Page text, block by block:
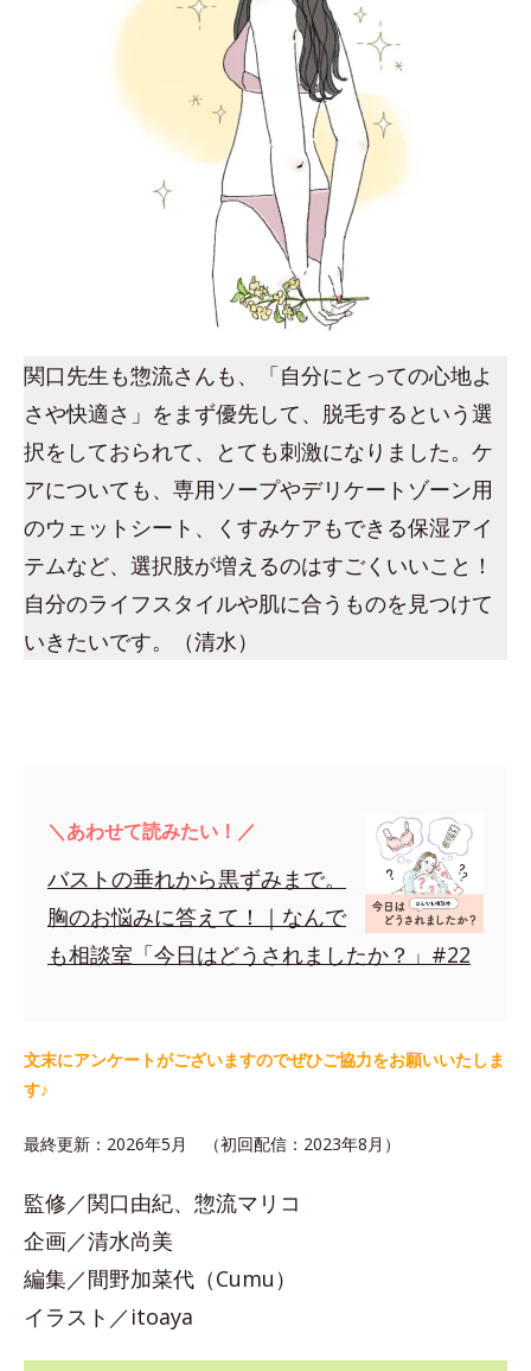
関口先生も惣流さんも、「自分にとっての心地よ
さや快適さ」をまず優先して、脱毛するという選
択をしておられて、とても刺激になりました。ケ
アについても、専用ソープやデリケートゾーン用
のウェットシート、くすみケアもできる保湿アイ
テムなど、選択肢が増えるのはすごくいいこと！
自分のライフスタイルや肌に合うものを見つけて
いきたいです。（清水）
＼あわせて読みたい！／
バストの垂れから黒ずみまで。
胸のお悩みに答えて！｜なんで
も相談室「今日はどうされましたか？」#22
文末にアンケートがございますのでぜひご協力をお願いいたしま
す♪
最終更新：2026年5月 （初回配信：2023年8月）
監修／関口由紀、惣流マリコ
企画／清水尚美
編集／間野加菜代（Cumu）
イラスト／itoaya